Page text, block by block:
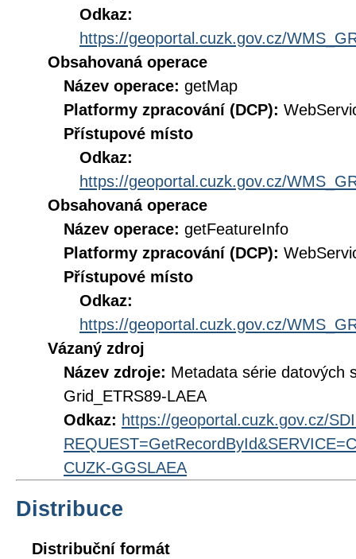
Odkaz:
https://geoportal.cuzk.gov.cz/
Obsahovaná operace
Název operace: getMap
Platformy zpracování (DCP):
Přístupové místo
Odkaz:
https://geoportal.cuzk.gov.cz/
Obsahovaná operace
Název operace: getFeatureInfo
Platformy zpracování (DCP):
Přístupové místo
Odkaz:
https://geoportal.cuzk.gov.cz/
Vázaný zdroj
Název zdroje: Metadata série datových
Grid_ETRS89-LAEA
Odkaz: https://geoportal.cuzk.gov.cz/
CUZK-GGSLAEA
Distribuce
Distribuční formát